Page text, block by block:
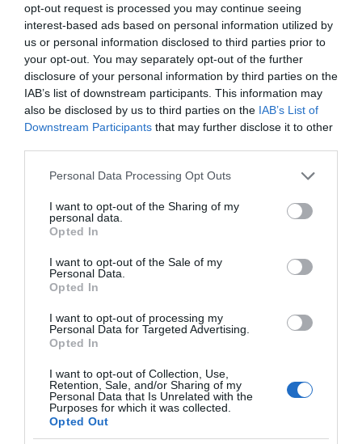
opt-out request is processed you may continue seeing
interest-based ads based on personal information utilized by
us or personal information disclosed to third parties prior to
your opt-out. You may separately opt-out of the further
disclosure of your personal information by third parties on the
IAB’s list of downstream participants. This information may
also be disclosed by us to third parties on the IAB’s List of
Downstream Participants that may further disclose it to other
Please note that this website/app uses one or more Google
not limited to your visit or usage behaviour. You may click to
grant or deny consent to Google and its third-party tags to
use your data for below specified purposes in below Google
consent section.
Personal Data Processing Opt Outs
I want to opt-out of the Sharing of my
personal data.
Opted In
I want to opt-out of the Sale of my
Personal Data.
Opted In
I want to opt-out of processing my
Personal Data for Targeted Advertising.
Opted In
I want to opt-out of Collection, Use,
Retention, Sale, and/or Sharing of my
Personal Data that Is Unrelated with the
Purposes for which it was collected.
Opted Out
Οργή στην Ουάσιγκτον!
Η οργή -φυσικά- της Ουάσινγκτον μετά και τη
νέα «ανταρσία» Καραμανλή θα πρέπει να
θεωρείται δεδομένη. Άλλωστε ο Κ. Καραμανλής
ποτέ δεν ήταν ο αρεστός των ΗΠΑ. Σε άλλα
«ταμπλό» παίζει η αμερικανική πλευρά.
Αυτό ο πρωθυπουργός το έχει προϋπολογίσει
στη στρατηγική του. Γνωρίζει ότι αντίδραση
της Ουάσινγκτον θα υπάρξει…
Εξάλλου έγκυροι πολιτικοί-διπλωματικοί
κύκλοι επισήμαιναν και κάτι άλλο, που επίσης
θα πρέπει επιτέλους κάποια στιγμή να μας
αναθεώρηση της πολιτικής μας:
• Ότι η Τουρκία, παρότι η Ελλάδα την
υποστηρίζει και μάλιστα σθεναρά στην